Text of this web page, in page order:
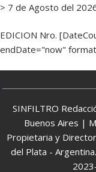
> 7 de Agosto del
EDICION Nro.
endDate="now"
SINFILTRO
Buenos Aires |
Propietaria y
del Plata -